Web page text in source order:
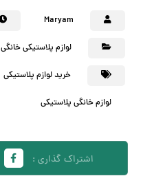
Maryam
لوازم پلاستیکی خانگی
خرید لوازم پلاستیکی
لوازم خانگی پلاستیکی